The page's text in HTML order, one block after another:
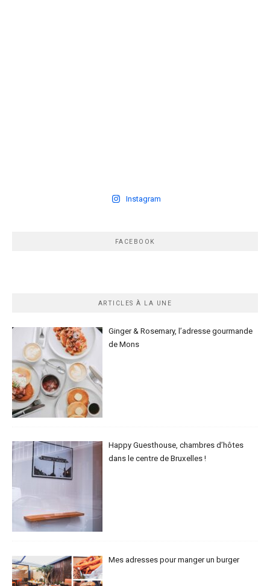
Instagram
FACEBOOK
ARTICLES À LA UNE
Ginger & Rosemary, l’adresse gourmande
de Mons
Happy Guesthouse, chambres d’hôtes
dans le centre de Bruxelles !
Mes adresses pour manger un burger